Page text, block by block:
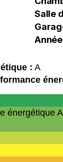
Salle
: A
énergétique A